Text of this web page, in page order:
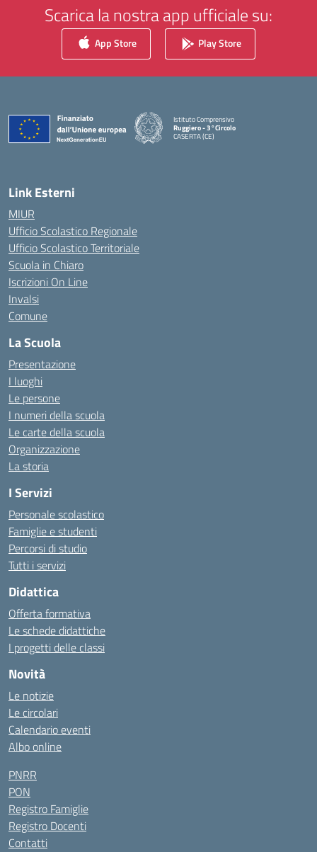
Scarica la nostra app ufficiale su:
App Store Play Store
Istituto Comprensivo
Ruggiero - 3°Circolo
CASERTA (CE)
Link Esterni
MIUR
Ufficio Scolastico Regionale
Ufficio Scolastico Territoriale
Scuola in Chiaro
Iscrizioni On Line
Invalsi
Comune
La Scuola
Presentazione
I luoghi
Le persone
I numeri della scuola
Le carte della scuola
Organizzazione
La storia
I Servizi
Personale scolastico
Famiglie e studenti
Percorsi di studio
Tutti i servizi
Didattica
Offerta formativa
Le schede didattiche
I progetti delle classi
Novità
Le notizie
Le circolari
Calendario eventi
Albo online
PNRR
PON
Registro Famiglie
Registro Docenti
Contatti